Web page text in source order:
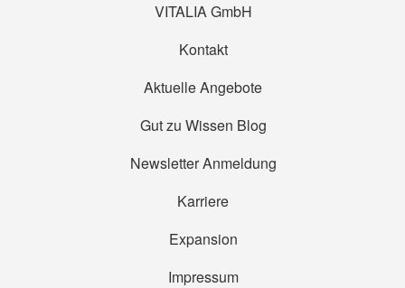
VITALIA GmbH
Kontakt
Aktuelle Angebote
Gut zu Wissen Blog
Newsletter Anmeldung
Karriere
Expansion
Impressum